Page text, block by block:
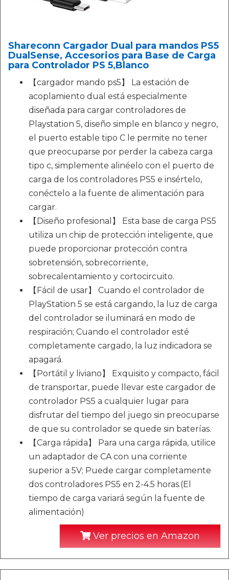
Shareconn Cargador Dual para mandos PS5
DualSense, Accesorios para Base de Carga
para Controlador PS 5,Blanco
【cargador mando ps5】 La estación de
acoplamiento dual está especialmente
diseñada para cargar controladores de
Playstation 5, diseño simple en blanco y negro,
el puerto estable tipo C le permite no tener
que preocuparse por perder la cabeza carga
tipo c, simplemente alinéelo con el puerto de
carga de los controladores PS5 e insértelo,
conéctelo a la fuente de alimentación para
cargar.
【Diseño profesional】 Esta base de carga PS5
utiliza un chip de protección inteligente, que
puede proporcionar protección contra
sobretensión, sobrecorriente,
sobrecalentamiento y cortocircuito.
【Fácil de usar】 Cuando el controlador de
PlayStation 5 se está cargando, la luz de carga
del controlador se iluminará en modo de
respiración; Cuando el controlador esté
completamente cargado, la luz indicadora se
apagará.
【Portátil y liviano】 Exquisito y compacto, fácil
de transportar, puede llevar este cargador de
controlador PS5 a cualquier lugar para
disfrutar del tiempo del juego sin preocuparse
de que su controlador se quede sin baterías.
【Carga rápida】 Para una carga rápida, utilice
un adaptador de CA con una corriente
superior a 5V; Puede cargar completamente
dos controladores PS5 en 2-4.5 horas.(El
tiempo de carga variará según la fuente de
alimentación)
Ver precios en Amazon